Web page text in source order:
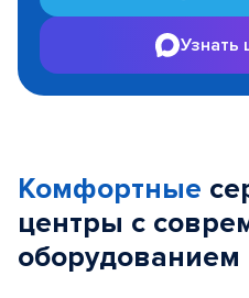
Узнать
Комфортные
центры с
оборудованием